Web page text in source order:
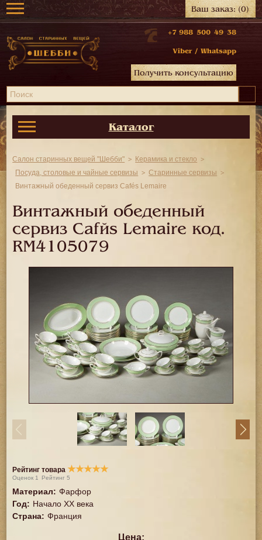
Ваш заказ:(0)
+7 988 500 49 38
Viber / Whatsapp
Получить консультацию
Каталог
Салон старинных вещей "Шебби"
Керамика и стекло
Посуда, столовые и чайные сервизы
Старинные сервизы
Винтажный обеденный сервиз Cafés Lemaire
Винтажный обеденный
сервиз Cafés Lemaire код.
RM4105079
Рейтинг товара ★★★★★
Оценок 1 Рейтинг5
Материал: Фарфор
Год: Начало XX века
Страна: Франция
Цена: